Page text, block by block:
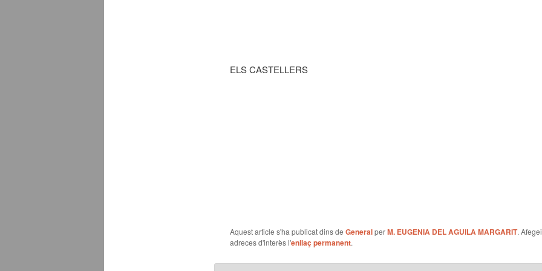
ELS CASTELLERS
Aquest article s'ha publicat dins de GeneralperM. EUGENIA DEL AGUILA MARGARIT.
adreces d'interès l'enllaç permanent.